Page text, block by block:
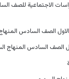
الاجتماعية للصف
الصف السادس
الصف السادس المنهاج